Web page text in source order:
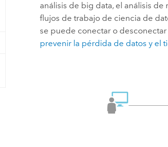
análisis de big data, el análisis
flujos de trabajo de ciencia de
se puede conectar o
prevenir la pérdida de datos y el